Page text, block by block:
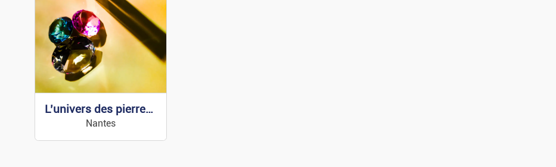
L’univers des pierres précieuses et semi-précieuses
Nantes